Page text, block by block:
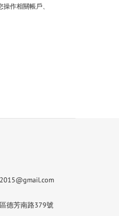
作相關帳戶、
德芳南路379號